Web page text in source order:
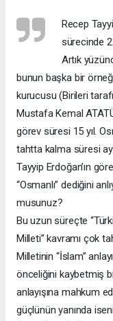
Recep
sürecinde
Artık
bunun başka bir
kurucusu (Birileri
Mustafa Kemal
görev süresi 15 yıl.
tahtta kalma süresi
Tayyip Erdoğan’ın
“Osmanlı” dediğini
musunuz?
Bu uzun süreçte
Milleti” kavramı çok
Milletinin “İslam”
önceliğini kaybetmiş
anlayışına mahkum
güçlünün yanında